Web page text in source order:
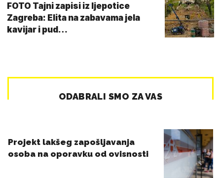
FOTO Tajni zapisi iz ljepotice
Zagreba: Elita na zabavama jela
kavijar i pud…